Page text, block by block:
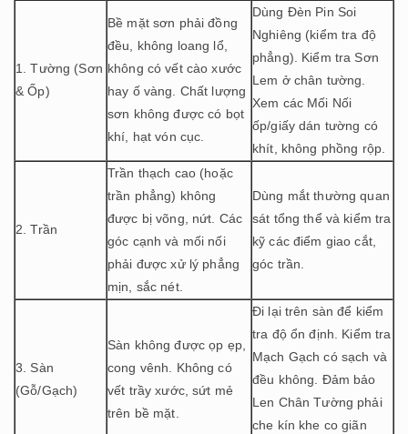
1. Tường (Sơn
& Ốp)
Bề mặt sơn phải đồng
đều, không loang lổ,
không có vết cào xước
hay ố vàng. Chất lượng
sơn không được có bọt
khí, hạt vón cục.
Dùng Đèn Pin Soi
Nghiêng (kiểm tra độ
phẳng). Kiểm tra Sơn
Lem ở chân tường.
Xem các Mối Nối
ốp/giấy dán tường có
khít, không phồng rộp.
2. Trần
Trần thạch cao (hoặc
trần phẳng) không
được bị võng, nứt. Các
góc cạnh và mối nối
phải được xử lý phẳng
mịn, sắc nét.
Dùng mắt thường quan
sát tổng thể và kiểm tra
kỹ các điểm giao cắt,
góc trần.
3. Sàn
(Gỗ/Gạch)
Sàn không được ọp ẹp,
cong vênh. Không có
vết trầy xước, sứt mẻ
trên bề mặt.
Đi lại trên sàn để kiểm
tra độ ổn định. Kiểm tra
Mạch Gạch có sạch và
đều không. Đảm bảo
Len Chân Tường phải
che kín khe co giãn